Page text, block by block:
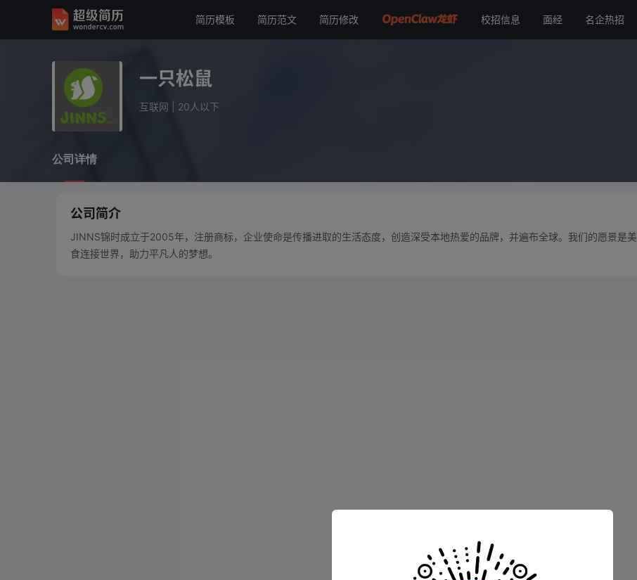
简历模板 简历范文 简历修改 校招信息 面经 名企热招
一只松鼠
公司详情 一只松鼠
互联网 20人以下
公司详情
公司简介
JINNS锦时成立于2005年，注册商标，企业使命是传播进取的生活态度，创造深受本地热爱的品牌，并遍布全球。我们的愿景是美
食连接世界，助力平凡人的梦想。